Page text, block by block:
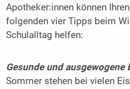
Apotheker:innen können
folgenden vier Tipps beim
Schulalltag helfen:
Gesunde und ausgewogene
Sommer stehen bei vielen